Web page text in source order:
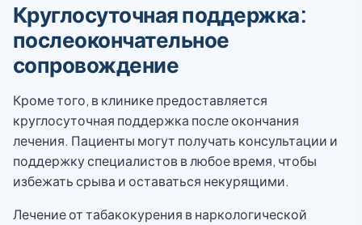
Круглосуточная поддержка:
послеокончательное
сопровождение
Кроме того, в клинике предоставляется
круглосуточная поддержка после окончания
лечения. Пациенты могут получать консультации и
поддержку специалистов в любое время, чтобы
избежать срыва и оставаться некурящими.
Лечение от табакокурения в наркологической